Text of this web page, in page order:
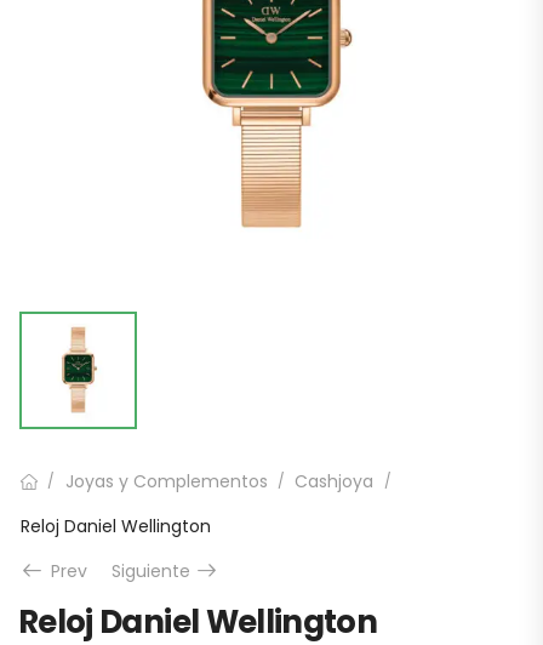
/ Joyas y Complementos / Cashjoya /
Reloj Daniel Wellington
Prev
Siguiente
Reloj Daniel Wellington